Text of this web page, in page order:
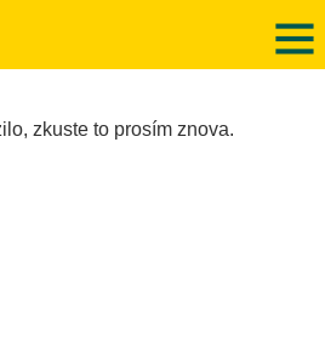
zkuste to prosím znova.